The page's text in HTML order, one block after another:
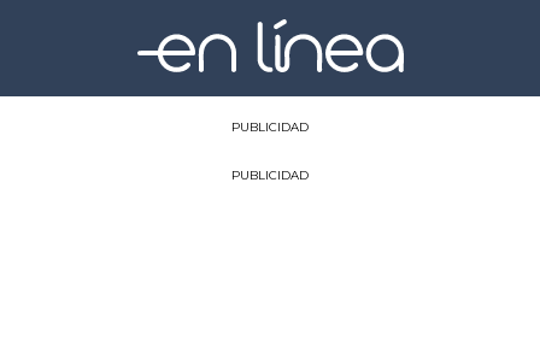
PUBLICIDAD
PUBLICIDAD